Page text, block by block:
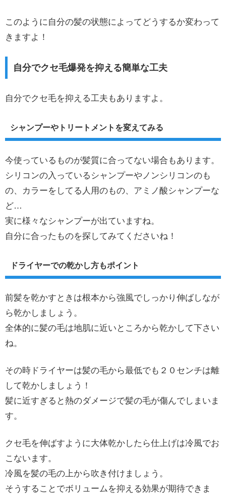
このように自分の髪の状態によってどうするか変わって
きますよ！
自分でクセ毛爆発を抑える簡単な工夫
自分でクセ毛を抑える工夫もありますよ。
シャンプーやトリートメントを変えてみる
今使っているものが髪質に合ってない場合もあります。
シリコンの入っているシャンプーやノンシリコンのも
の、カラーをしてる人用のもの、アミノ酸シャンプーな
ど…
実に様々なシャンプーが出ていますね。
自分に合ったものを探してみてくださいね！
ドライヤーでの乾かし方もポイント
前髪を乾かすときは根本から強風でしっかり伸ばしなが
ら乾かしましょう。
全体的に髪の毛は地肌に近いところから乾かして下さい
ね。
その時ドライヤーは髪の毛から最低でも２０センチは離
して乾かしましょう！
髪に近すぎると熱のダメージで髪の毛が傷んでしまいま
す。
クセ毛を伸ばすように大体乾かしたら仕上げは冷風でお
こないます。
冷風を髪の毛の上から吹き付けましょう。
そうすることでボリュームを抑える効果が期待できま